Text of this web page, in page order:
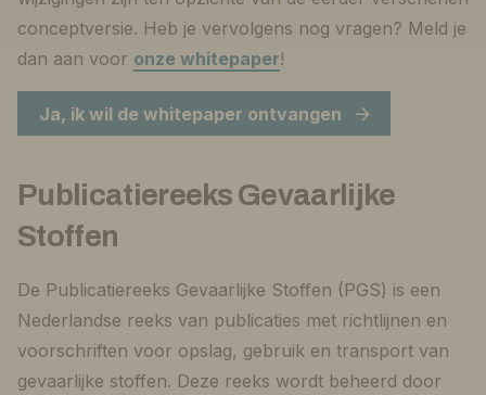
conceptversie. Heb je vervolgens nog vragen? Meld je
dan aan voor onze whitepaper!
Ja, ik wil de whitepaper ontvangen
Publicatiereeks Gevaarlijke
Stoffen
De Publicatiereeks Gevaarlijke Stoffen (PGS) is een
Nederlandse reeks van publicaties met richtlijnen en
voorschriften voor opslag, gebruik en transport van
gevaarlijke stoffen. Deze reeks wordt beheerd door